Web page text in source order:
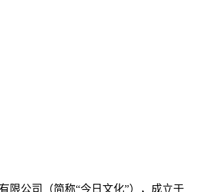
限公司（简称“今日文化”），成立于